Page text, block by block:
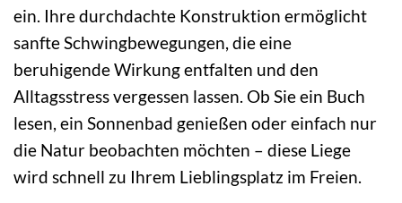
ein. Ihre durchdachte Konstruktion ermöglicht
sanfte Schwingbewegungen, die eine
beruhigende Wirkung entfalten und den
Alltagsstress vergessen lassen. Ob Sie ein Buch
lesen, ein Sonnenbad genießen oder einfach nur
die Natur beobachten möchten – diese Liege
wird schnell zu Ihrem Lieblingsplatz im Freien.